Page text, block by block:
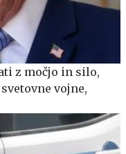
z močjo in silo,
vojne,